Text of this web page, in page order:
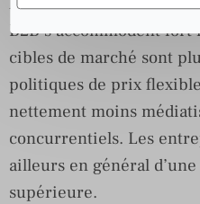
B2B s’accommodent
cibles de marché sont
politiques de prix
nettement moins
concurrentiels. Les
ailleurs en général
supérieure.